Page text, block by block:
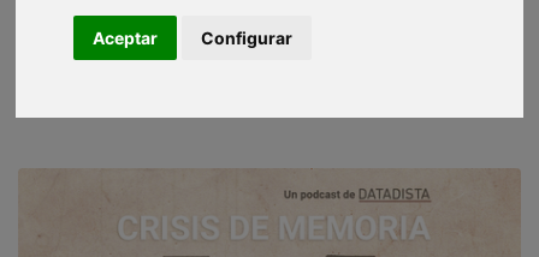
Aceptar Configurar